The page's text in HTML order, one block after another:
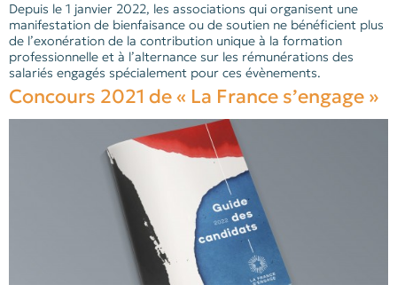
Depuis le 1 janvier 2022, les associations qui organisent une
manifestation de bienfaisance ou de soutien ne bénéficient plus
de l’exonération de la contribution unique à la formation
professionnelle et à l’alternance sur les rémunérations des
salariés engagés spécialement pour ces évènements.
Concours 2021 de « La France s’engage »